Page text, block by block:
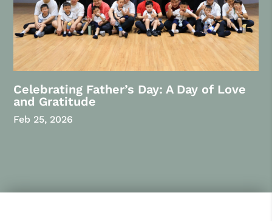
Celebrating Father’s Day: A Day of Love
and Gratitude
Feb 25, 2026